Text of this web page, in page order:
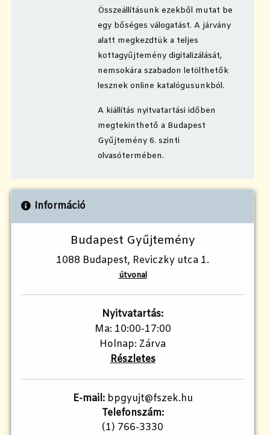
Összeállításunk ezekből mutat be
egy bőséges válogatást. A járvány
alatt megkezdtük a teljes
kottagyűjtemény digitalizálását,
nemsokára szabadon letölthetők
lesznek online katalógusunkból.
A kiállítás nyitvatartási időben
megtekinthető a Budapest
Gyűjtemény 6. szinti
olvasótermében.
Információ
Budapest Gyűjtemény
1088 Budapest, Reviczky utca 1.
útvonal
Nyitvatartás:
Ma: 10:00-17:00
Holnap: Zárva
Részletes
E-mail:bpgyujt@fszek.hu
Telefonszám:
(1) 766-3330